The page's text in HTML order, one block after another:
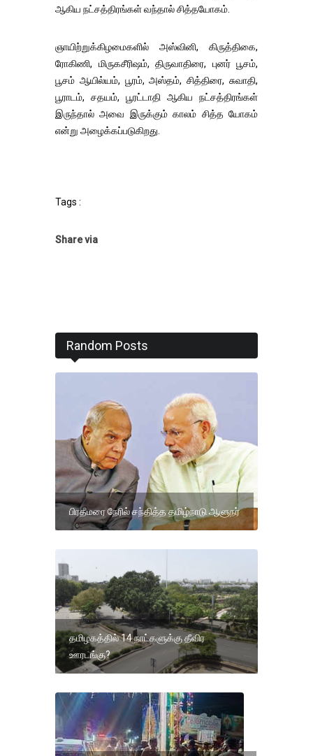
ஆகிய நட்சத்திரங்கள் வந்தால் சித்தயோகம்.
ஞாயிற்றுக்கிழமைகளில் அஸ்வினி, கிருத்திகை,
ரோகிணி, மிருகசீரிஷம், திருவாதிரை, புனர் பூசம்,
பூசம் ஆயில்யம், பூரம், அஸ்தம், சித்திரை, சுவாதி,
பூராடம், சதயம், பூரட்டாதி ஆகிய நட்சத்திரங்கள்
இருந்தால் அவை இருக்கும் காலம் சித்த யோகம்
என்று அழைக்கப்படுகிறது.
Tags :
Share via
Random Posts
பிரதமரை நேரில் சந்தித்த தமிழ்நாடு ஆளுநர்
தமிழகத்தில் 14 நாட்களுக்கு தீவிர
ஊரடங்கு?